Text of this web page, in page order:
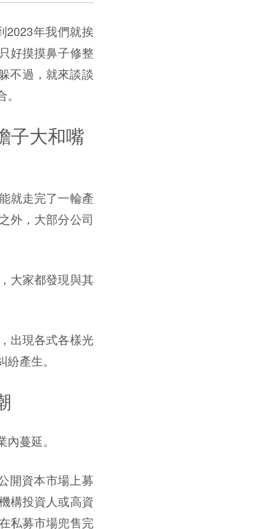
2023年我們就挨
好摸摸鼻子修整
不過，就來談談
子大和嘴
就走完了一輪產
外，大部分公司
大家都發現與其
出現各式各樣光
產生。
蔓延。
資本市場上募
構投資人或高資
私募市場兜售完